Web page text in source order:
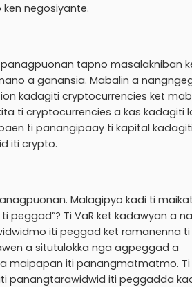
negosiyante.
tapno masalakniban
a ganansia. Mabalin a
kadagiti cryptocurrencies ket
ti cryptocurrencies a kas kadagiti
ti panangipaay ti kapital kadagiti
iti crypto.
Malagipyo kadi ti
peggad”? Ti VaR ket kadawyan a
iti peggad ket ramanenna ti
a situtulokka nga agpeggad a
maipapan iti panangmatmatmo. Ti
panangtarawidwid iti peggadda